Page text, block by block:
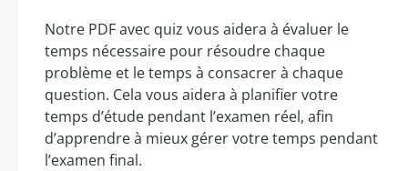
Notre PDF avec quiz vous aidera à évaluer le
temps nécessaire pour résoudre chaque
problème et le temps à consacrer à chaque
question. Cela vous aidera à planifier votre
temps d’étude pendant l’examen réel, afin
d’apprendre à mieux gérer votre temps pendant
l’examen final.